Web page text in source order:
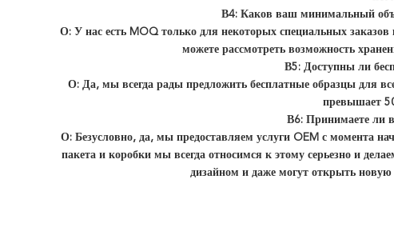
В4: Каков ваш минимальный
О: У нас есть MOQ только для некоторых специальных
можете рассмотреть возможность
В5: Доступны ли
О: Да, мы всегда рады предложить бесплатные образцы для
превышает
В6: Принимаете ли
О: Безусловно, да, мы предоставляем услуги OEM с момента
пакета и коробки мы всегда относимся к этому серьезно и
дизайном и даже могут открыть новую